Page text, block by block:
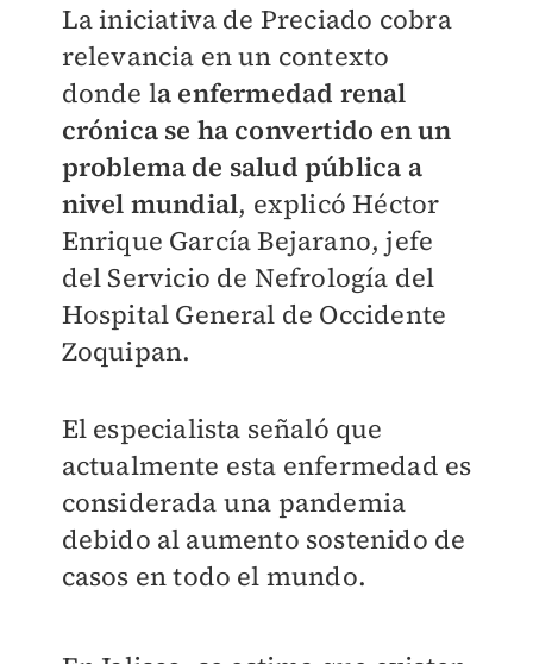
La iniciativa de Preciado cobra
relevancia en un contexto
donde la enfermedad renal
crónica se ha convertido en un
problema de salud pública a
nivel mundial, explicó Héctor
Enrique García Bejarano, jefe
del Servicio de Nefrología del
Hospital General de Occidente
Zoquipan.
El especialista señaló que
actualmente esta enfermedad es
considerada una pandemia
debido al aumento sostenido de
casos en todo el mundo.